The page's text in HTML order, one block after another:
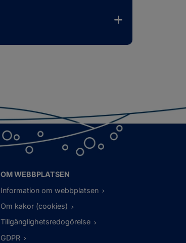
OM WEBBPLATSEN
Information om webbplatsen
Om kakor (cookies)
Tillgänglighetsredogörelse
GDPR